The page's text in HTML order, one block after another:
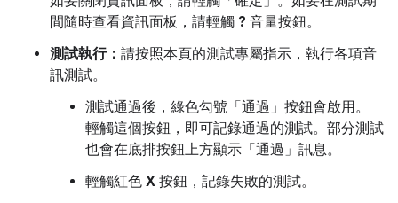
間隨時查看資訊面板，請輕觸 ? 音量按鈕。
測試執行： 請按照本頁的測試專屬指示，執行各項音
訊測試。
測試通過後，綠色勾號「通過」 按鈕會啟用。
輕觸這個按鈕，即可記錄通過的測試。部分測試
也會在底排按鈕上方顯示「通過」訊息。
輕觸紅色 X 按鈕，記錄失敗的測試。